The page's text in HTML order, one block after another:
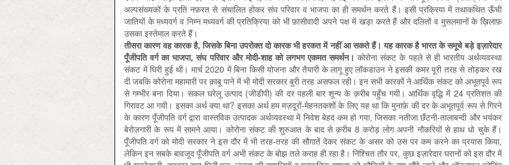
अल्पसंख्यकों के प्रति नफ़रत से संचालित होकर संघ परिवार व भाजपा का ही समर्थन करते हैं। इसी प्रक्रिया में तथाकथित ऊँची
जातियों के मध्यवर्ग व निम्न मध्यवर्ग की प्रतिक्रिया को भी फ़ासीवादी अपने पक्ष में खड़ा करते हैं और दलितों व मुसलमानों के ख़िलाफ़
उसका इस्तेमाल करते हैं।
तीसरा कारण वह कारक है, जिसके बिना उपरोक्त दो कारक भी हरकत में नहीं आ सकते हैं। यह कारक है भारत के समूचे बड़े इज़ारेदार
पूँजीपति वर्ग का भाजपा, संघ परिवार और मोदी-शाह को लगभग एकमत समर्थन। कोरोना संकट के पहले से ही भारतीय अर्थव्यवस्था
संकट में घिरी हुई थी। मार्च 2020 में बिना किसी योजना और तैयारी के लागू हुए लॉकडाउन ने इसकी कमर पूरी तरह से तोड़कर रख
दी जबकि कोरोना महामारी पर क़ाबू पाने में भी मोदी सरकार बुरी तरह असफल रही। इन सभी कारकों ने आर्थिक संकट को अभूतपूर्व रूप
से गम्भीर बना दिया। सकल घरेलू उत्पाद (जीडीपी) की दर पहली बार शून्य के क़रीब पहुँच गयी। आर्थिक वृद्धि में 24 प्रतिशत की
गिरावट आ गयी। इसका अर्थ क्या था? इसका अर्थ हम मज़दूरों-मेहनतकशों के लिए यह था कि मुनाफ़े की दर के अभूतपूर्व रूप से गिरने
के कारण पूँजीपति वर्ग द्वारा वास्तविक उत्पादक अर्थव्यवस्था में निवेश बेहद कम हो गया, जिसका नतीजा छँटनी-तालाबन्दी और भयंकर
बेरोज़गारी के रूप में सामने आया। कोरोना संकट की शुरुआत के बाद से क़रीब 8 करोड़ लोग अपनी नौकरियों से हाथ धो चुके हैं।
पूँजीपति वर्ग को मोदी सरकार ने इस दौर में भी तरह-तरह की सौग़ातें देकर संकट के असर को उस पर कम करने का प्रयास किया,
लेकिन इन सबके बावजूद पूँजीपति वर्ग अभी संकट के बोझ तले कराह ही रहा है। निश्चित तौर पर, कुछ इज़ारेदार घरानों को इस दौर में